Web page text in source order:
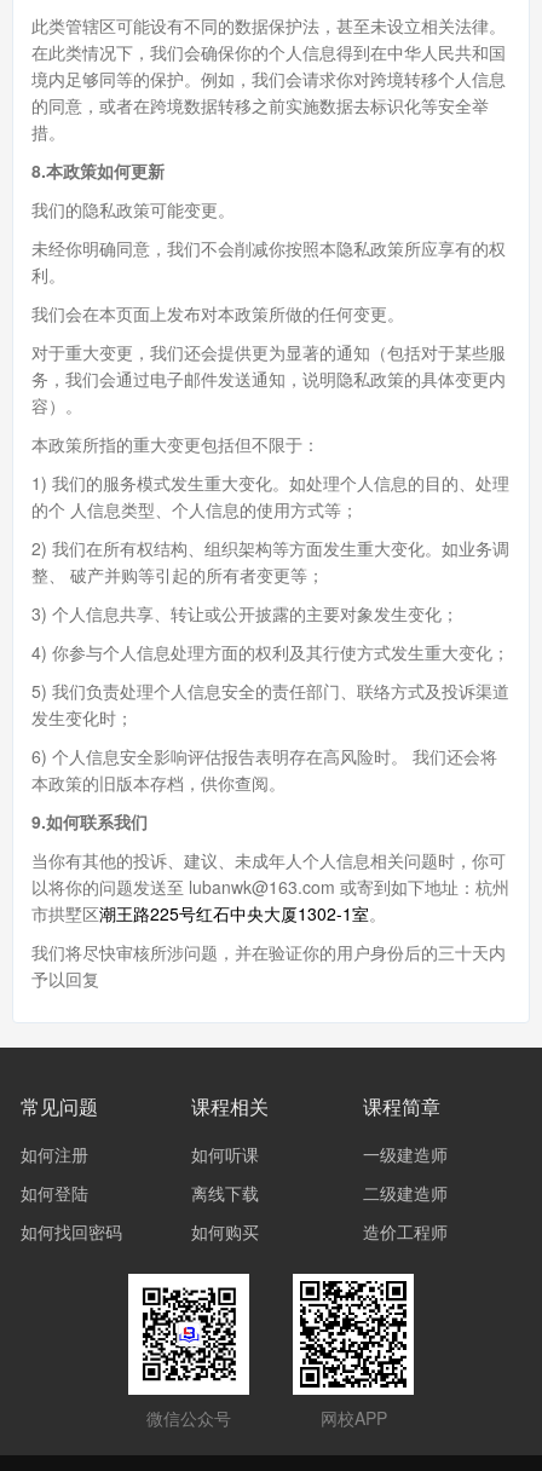
此类管辖区可能设有不同的数据保护法，甚至未设立相关法律。
在此类情况下，我们会确保你的个人信息得到在中华人民共和国
境内足够同等的保护。例如，我们会请求你对跨境转移个人信息
的同意，或者在跨境数据转移之前实施数据去标识化等安全举
措。
8.本政策如何更新
我们的隐私政策可能变更。
未经你明确同意，我们不会削减你按照本隐私政策所应享有的权
利。
我们会在本页面上发布对本政策所做的任何变更。
对于重大变更，我们还会提供更为显著的通知（包括对于某些服
务，我们会通过电子邮件发送通知，说明隐私政策的具体变更内
容）。
本政策所指的重大变更包括但不限于：
1) 我们的服务模式发生重大变化。如处理个人信息的目的、处理
的个 人信息类型、个人信息的使用方式等；
2) 我们在所有权结构、组织架构等方面发生重大变化。如业务调
整、 破产并购等引起的所有者变更等；
3) 个人信息共享、转让或公开披露的主要对象发生变化；
4) 你参与个人信息处理方面的权利及其行使方式发生重大变化；
5) 我们负责处理个人信息安全的责任部门、联络方式及投诉渠道
发生变化时；
6) 个人信息安全影响评估报告表明存在高风险时。 我们还会将
本政策的旧版本存档，供你查阅。
9.如何联系我们
当你有其他的投诉、建议、未成年人个人信息相关问题时，你可
以将你的问题发送至 lubanwk@163.com 或寄到如下地址：杭州
市拱墅区潮王路225号红石中央大厦1302-1室。
我们将尽快审核所涉问题，并在验证你的用户身份后的三十天内
予以回复
常见问题
如何注册
如何登陆
如何找回密码
课程相关
如何听课
离线下载
如何购买
课程简章
一级建造师
二级建造师
造价工程师
微信公众号 网校APP